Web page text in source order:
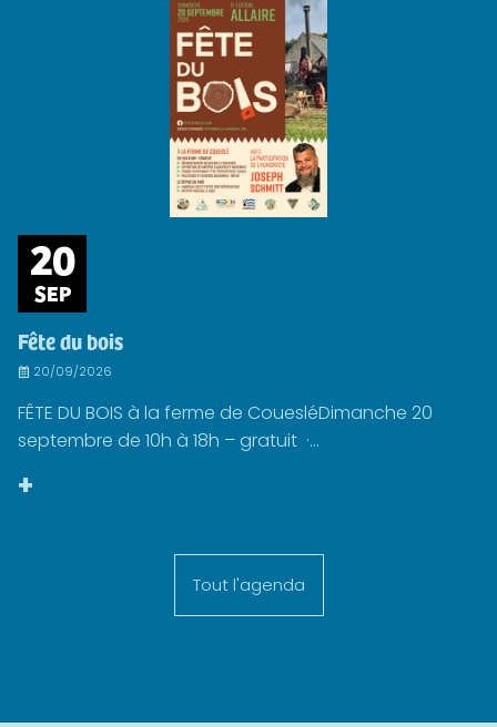
20
SEP
Fête du bois
20/09/2026
FÊTE DU BOIS à la ferme de CouesléDimanche 20
septembre de 10h à 18h – gratuit ·...
+
Tout l'agenda